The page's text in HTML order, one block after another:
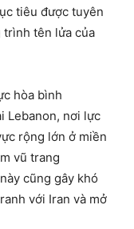
tiêu được tuyên
trình tên lửa của
hòa bình
Lebanon, nơi lực
rộng lớn ở miền
vũ trang
cũng gây khó
với Iran và mở